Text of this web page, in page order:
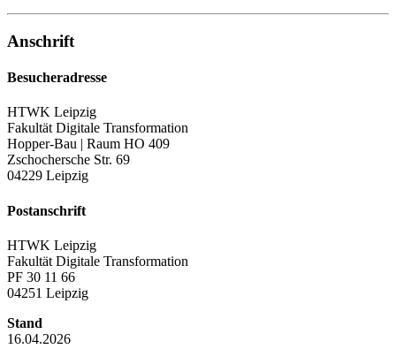
Anschrift
Besucheradresse
HTWK Leipzig
Fakultät Digitale Transformation
Hopper-Bau | Raum HO 409
Zschochersche Str. 69
04229 Leipzig
Postanschrift
HTWK Leipzig
Fakultät Digitale Transformation
PF 30 11 66
04251 Leipzig
Stand
16.04.2026